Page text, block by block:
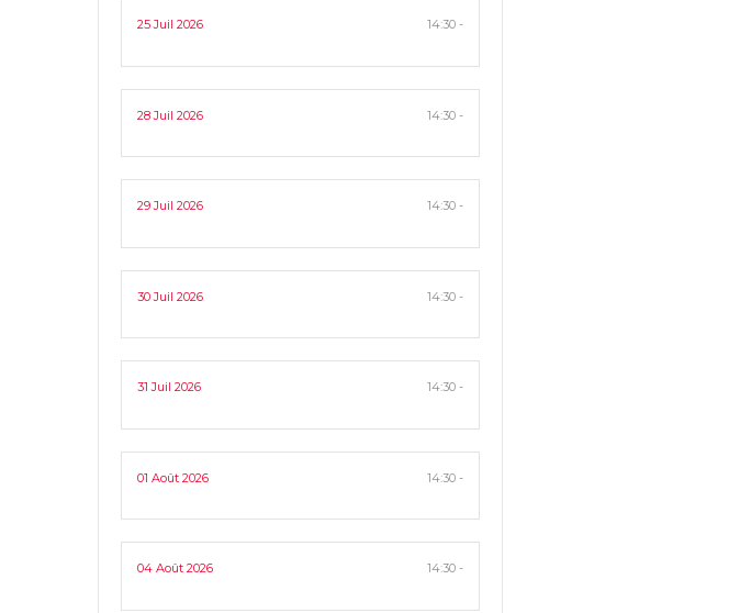
25 Juil 2026 14:30 -
28 Juil 2026 14:30 -
29 Juil 2026 14:30 -
30 Juil 2026 14:30 -
31 Juil 2026 14:30 -
01 Août 2026 14:30 -
04 Août 2026 14:30 -